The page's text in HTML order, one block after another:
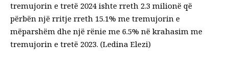
tremujorin e tretë 2024 ishte rreth 2.3 milionë që
përbën një rritje rreth 15.1% me tremujorin e
mëparshëm dhe një rënie me 6.5% në krahasim me
tremujorin e tretë 2023. (Ledina Elezi)